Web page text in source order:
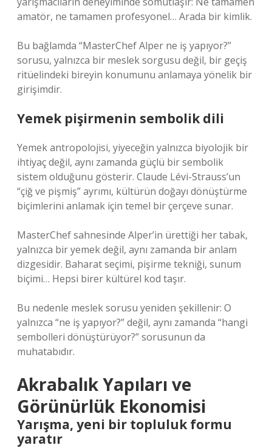
amatör, ne tamamen profesyonel… Arada bir kimlik.
Bu bağlamda “MasterChef Alper ne iş yapıyor?”
sorusu, yalnızca bir meslek sorgusu değil, bir geçiş
ritüelindeki bireyin konumunu anlamaya yönelik bir
girişimdir.
Yemek pişirmenin sembolik dili
Yemek antropolojisi, yiyeceğin yalnızca biyolojik bir
ihtiyaç değil, aynı zamanda güçlü bir sembolik
sistem olduğunu gösterir. Claude Lévi-Strauss’un
“çiğ ve pişmiş” ayrımı, kültürün doğayı dönüştürme
biçimlerini anlamak için temel bir çerçeve sunar.
MasterChef sahnesinde Alper’in ürettiği her tabak,
yalnızca bir yemek değil, aynı zamanda bir anlam
dizgesidir. Baharat seçimi, pişirme tekniği, sunum
biçimi… Hepsi birer kültürel kod taşır.
Bu nedenle meslek sorusu yeniden şekillenir: O
yalnızca “ne iş yapıyor?” değil, aynı zamanda “hangi
sembolleri dönüştürüyor?” sorusunun da
muhatabıdır.
Akrabalık Yapıları ve
Görünürlük Ekonomisi
Yarışma, yeni bir topluluk formu
yaratır